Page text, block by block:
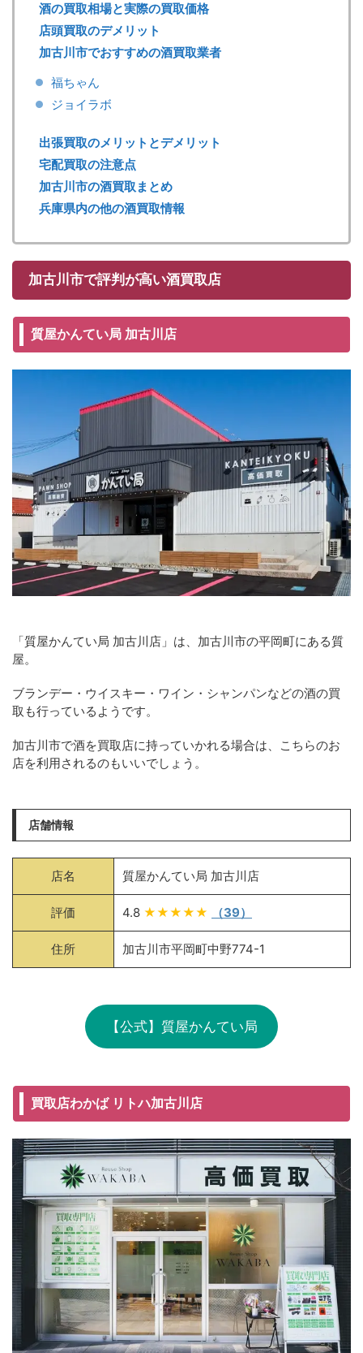
酒の買取相場と実際の買取価格
店頭買取のデメリット
加古川市でおすすめの酒買取業者
福ちゃん
ジョイラボ
出張買取のメリットとデメリット
宅配買取の注意点
加古川市の酒買取まとめ
兵庫県内の他の酒買取情報
加古川市で評判が高い酒買取店
質屋かんてい局 加古川店
「質屋かんてい局 加古川店」は、加古川市の平岡町にある質
屋。
ブランデー・ウイスキー・ワイン・シャンパンなどの酒の買
取も行っているようです。
加古川市で酒を買取店に持っていかれる場合は、こちらのお
店を利用されるのもいいでしょう。
店舗情報
店名 質屋かんてい局 加古川店
評価 4.8 ★★★★★ （39）
住所 加古川市平岡町中野774-1
【公式】質屋かんてい局
買取店わかば リトハ加古川店